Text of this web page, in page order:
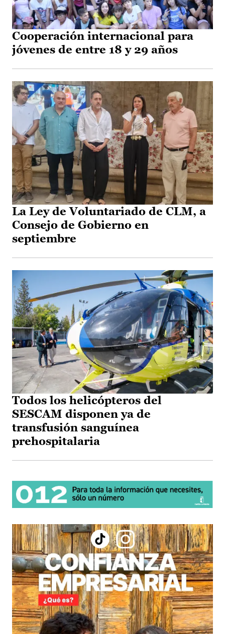
Cooperación internacional para
jóvenes de entre 18 y 29 años
La Ley de Voluntariado de CLM, a
Consejo de Gobierno en
septiembre
Todos los helicópteros del
SESCAM disponen ya de
transfusión sanguínea
prehospitalaria